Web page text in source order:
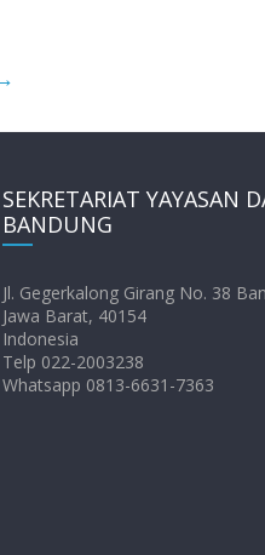
SEKRETARIAT YAYASAN
BANDUNG
Jl. Gegerkalong Girang No. 38
Jawa Barat, 40154
Indonesia
Telp 022-2003238
Whatsapp 0813-6631-7363